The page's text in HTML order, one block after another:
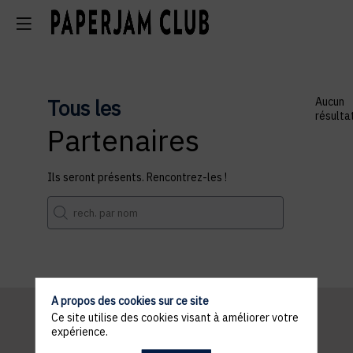
Tous les
Partenaires
Ils seront présents. Rencontrez-les !
Aucun
A propos des cookies sur ce site
Ce site utilise des cookies visant à améliorer votre
expérience.